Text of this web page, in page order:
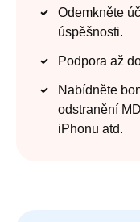
Odemkněte
úspěšnosti.
Podpora až
Nabídněte
odstranění
iPhonu atd.